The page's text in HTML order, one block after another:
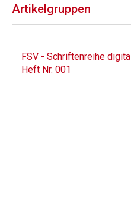
Artikelgruppen
FSV - Schriftenreihe
Heft Nr. 001